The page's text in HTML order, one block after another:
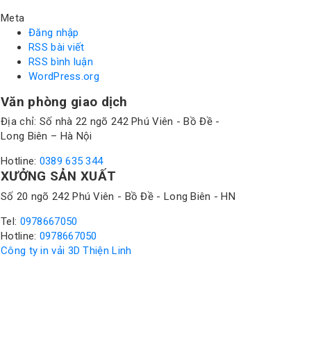
Meta
Đăng nhập
RSS bài viết
RSS bình luận
WordPress.org
Văn phòng giao dịch
Địa chỉ: Số nhà 22 ngõ 242 Phú Viên - Bồ Đề -
Long Biên – Hà Nội
Hotline: 0389 635 344
XƯỞNG SẢN XUẤT
Số 20 ngõ 242 Phú Viên - Bồ Đề - Long Biên - HN
Tel: 0978667050
Hotline: 0978667050
Công ty in vải 3D Thiện Linh